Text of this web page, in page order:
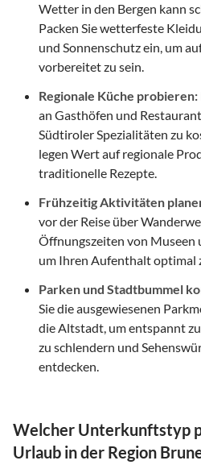
Wetter in den Bergen kann
Packen Sie wetterfeste
und Sonnenschutz ein, um
vorbereitet zu sein.
Regionale Küche probieren:
an Gasthöfen und
Südtiroler Spezialitäten zu
legen Wert auf regionale
traditionelle Rezepte.
Frühzeitig Aktivitäten
vor der Reise über
Öffnungszeiten von Museen
um Ihren Aufenthalt optimal
Parken und Stadtbummel
Sie die ausgewiesenen
die Altstadt, um entspannt
zu schlendern und
entdecken.
Welcher Unterkunftstyp
Urlaub in der Region